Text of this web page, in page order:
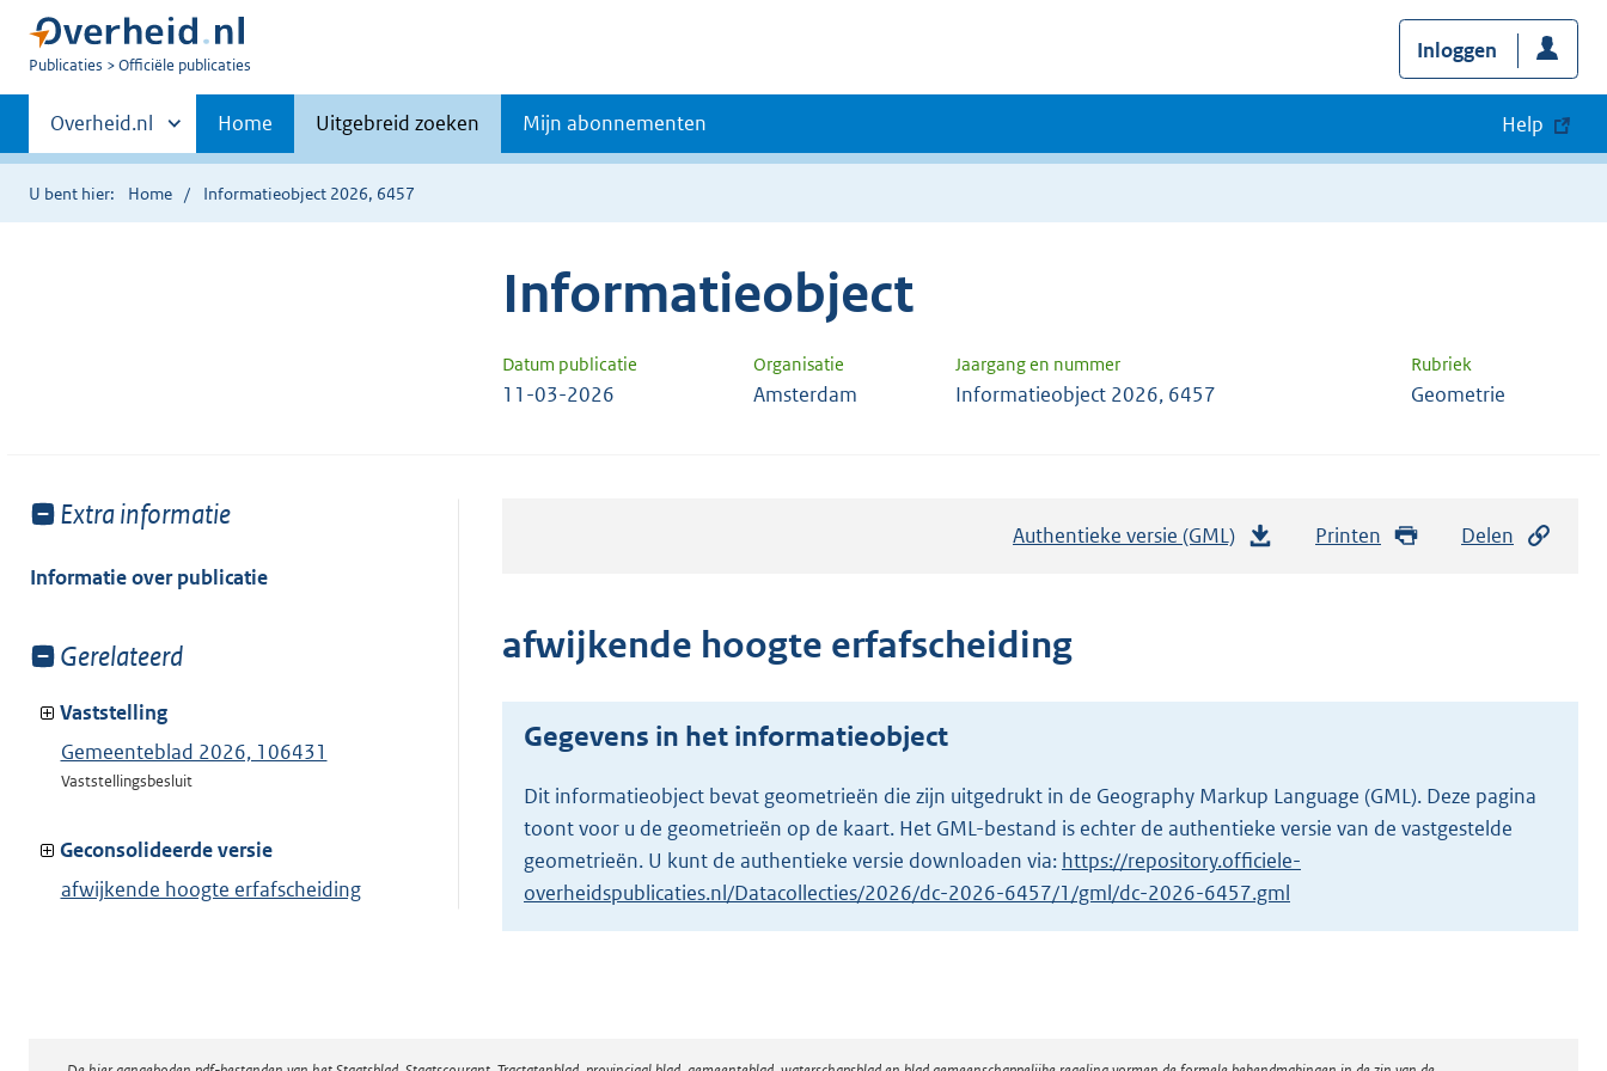
U
Publicaties Officiële publicaties
Inloggen
Primaire
navigatie
Andere
sites
binnen
Overheid.nl Home Uitgebreid zoeken Mijn abonnementen Help
U bent hier: Home Informatieobject 2026, 6457
Informatieobject
Datum publicatie Organisatie Jaargang en nummer Rubriek
11-03-2026 Amsterdam Informatieobject 2026, 6457 Geometrie
Toon
van:
Extra informatie
Informatie over publicatie
Toon
van:
Gerelateerd
Vaststelling
Gemeenteblad 2026, 106431
Vaststellingsbesluit
Geconsolideerde versie
afwijkende hoogte erfafscheiding
Authentieke versie (GML)
n
g
r
o
o
Printen Delen
afwijkende hoogte erfafscheiding
Gegevens in het informatieobject
Dit informatieobject bevat geometrieën die zijn uitgedrukt in de Geography Markup Language (GML). Deze pagina
toont voor u de geometrieën op de kaart. Het GML-bestand is echter de authentieke versie van de vastgestelde
geometrieën. U kunt de authentieke versie downloaden via: https://repository.officiele-
overheidspublicaties.nl/Datacollecties/2026/dc-2026-6457/1/gml/dc-2026-6457.gml